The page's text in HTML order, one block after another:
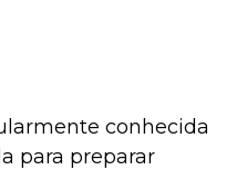
conhecida
para preparar